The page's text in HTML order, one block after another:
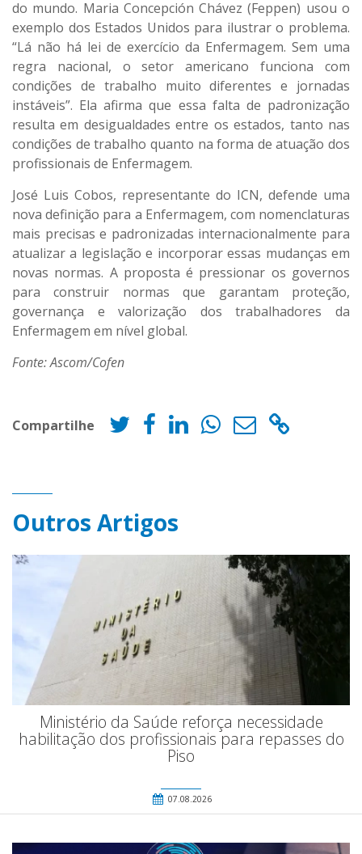
do mundo. Maria Concepción Chávez (Feppen) usou o
exemplo dos Estados Unidos para ilustrar o problema.
“Lá não há lei de exercício da Enfermagem. Sem uma
regra nacional, o setor americano funciona com
condições de trabalho muito diferentes e jornadas
instáveis”. Ela afirma que essa falta de padronização
resulta em desigualdades entre os estados, tanto nas
condições de trabalho quanto na forma de atuação dos
profissionais de Enfermagem.
José Luis Cobos, representante do ICN, defende uma
nova definição para a Enfermagem, com nomenclaturas
mais precisas e padronizadas internacionalmente para
atualizar a legislação e incorporar essas mudanças em
novas normas. A proposta é pressionar os governos
para construir normas que garantam proteção,
governança e valorização dos trabalhadores da
Enfermagem em nível global.
Fonte: Ascom/Cofen
Compartilhe
Outros Artigos
Ministério da Saúde reforça necessidade
habilitação dos profissionais para repasses do
Piso
07.08.2026